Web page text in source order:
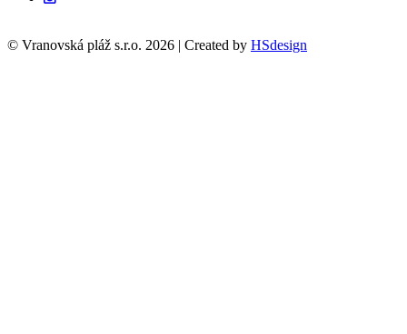
© Vranovská pláž s.r.o. 2026 | Created by HSdesign